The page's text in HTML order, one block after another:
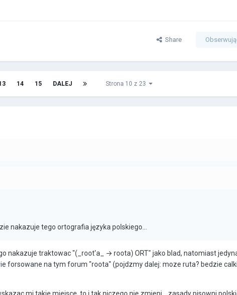
Share
14 15 DALEJ Strona 10 z 23
nakazuje tego ortografia języka polskiego...
nakazuje traktowac "(_root'a_ → roota) ORT" jako blad, natomiast
forsowane na tym forum "roota" (pojdzmy dalej: moze ruta? bedzie